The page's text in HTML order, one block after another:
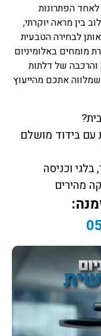
הפתרונות
מראה יוקרתי,
לבחירה הטבעית
באלומיניום
של דלתות
אתכם מהייעוץ
בידוד מושלם
וכניסה